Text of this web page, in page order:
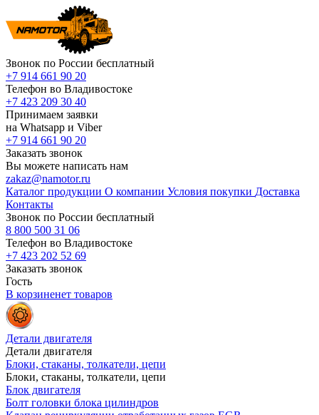
Звонок по России бесплатный
+7 914 661 90 20
Телефон во Владивостоке
+7 423 209 30 40
Принимаем заявки
на Whatsapp и Viber
+7 914 661 90 20
Заказать звонок
Вы можете написать нам
zakaz@namotor.ru
Каталог продукции О компании Условия покупки Доставка
Контакты
Звонок по России бесплатный
8 800 500 31 06
Телефон во Владивостоке
+7 423 202 52 69
Заказать звонок
Гость
В корзиненет товаров
Детали двигателя
Детали двигателя
Блоки, стаканы, толкатели, цепи
Блоки, стаканы, толкатели, цепи
Блок двигателя
Болт головки блока цилиндров